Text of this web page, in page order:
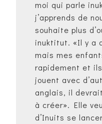
moi qui parle
j’apprends de
souhaite plus
inuktitut. «Il y a
mais mes
rapidement et
jouent avec
anglais, il
à créer». Elle
d’Inuits se